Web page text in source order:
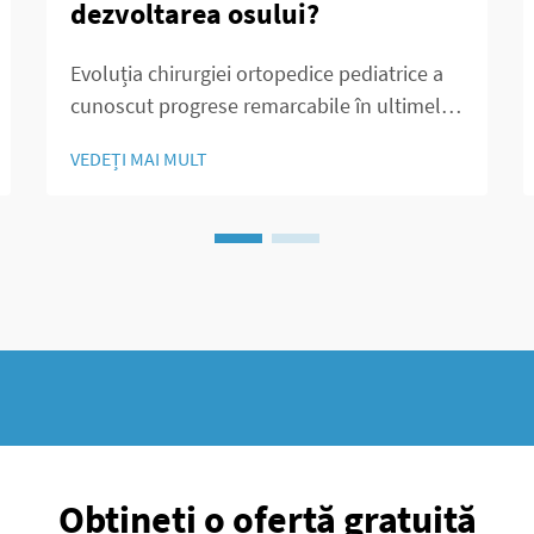
dezvoltarea osului?
Evoluția chirurgiei ortopedice pediatrice a
cunoscut progrese remarcabile în ultimele
apărut ca o soluție revoluționară pentru
femurului la copiii în creștere. Această
VEDEȚI MAI MULT
Obțineți o ofertă gratuită